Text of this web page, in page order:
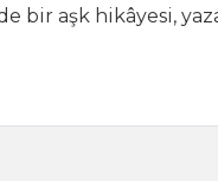
bir aşk hikâyesi,